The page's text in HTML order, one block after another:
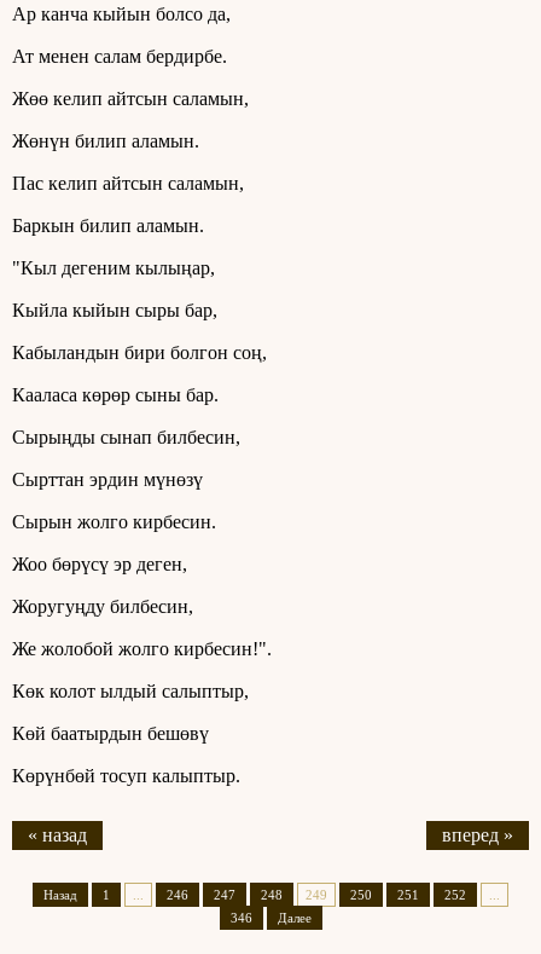
Ар канча кыйын болсо да,
Ат менен салам бердирбе.
Жөө келип айтсын саламын,
Жөнүн билип аламын.
Пас келип айтсын саламын,
Баркын билип аламын.
"Кыл дегеним кылыңар,
Кыйла кыйын сыры бар,
Кабыландын бири болгон соң,
Кааласа көрөр сыны бар.
Сырыңды сынап билбесин,
Сырттан эрдин мүнөзү
Сырын жолго кирбесин.
Жоо бөрүсү эр деген,
Жоругуңду билбесин,
Же жолобой жолго кирбесин!".
Көк колот ылдый салыптыр,
Көй баатырдын бешөвү
Көрүнбөй тосуп калыптыр.
« назад вперед »
Назад 1 246 247 248 249 250 251 252
346
Далее